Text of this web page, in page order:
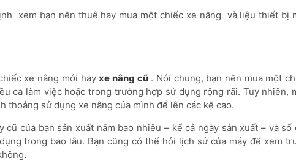
xem bạn nên thuê hay mua một chiếc xe nâng và liệu thiết bị
xe nâng mới hayxe nâng cũ . Nói chung, bạn nên mua một
ca làm việc hoặc trong trường hợp sử dụng rộng rãi. Tuy nhiên,
sử dụng xe nâng của mình để lên các kệ cao.
của bạn sản xuất năm bao nhiêu – kể cả ngày sản xuất – và số
trong bao lâu. Bạn cũng có thể hỏi lịch sử của máy để xem